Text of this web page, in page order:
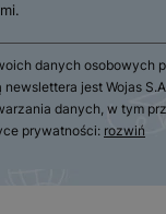
danych osobowych
jest Wojas
danych, w tym
prywatności: rozwiń